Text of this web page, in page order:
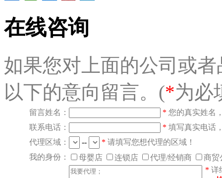
在线咨询
如果您对上面的公司或
以下的意向留言。(*为必
留言姓名： * 您的真实姓名
联系电话：
* 填写真实电话
代理区域：
-- * 请填写您想代理的区域！
我的身份：
母婴店 连锁店 代理/经销商
商贸
* 详